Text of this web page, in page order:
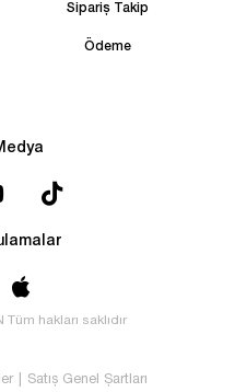
Sipariş Takip
Ödeme
hakları saklıdır
Satış Genel Şartları